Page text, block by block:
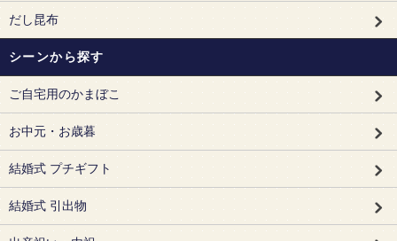
だし昆布
シーンから探す
ご自宅用のかまぼこ
お中元・お歳暮
結婚式 プチギフト
結婚式 引出物